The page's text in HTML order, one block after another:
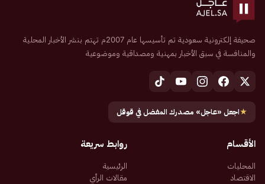
صحيفة إلكترونية سعودية تم تأسيسها عام 2007م تهتم بنشر الأخبار المحلية
والمنافسة في سبق الأخبار بمهنية ومصداقية وموضوعية
★اجعل «عاجل» مصدرك المفضل في قوقل
الأقسام
المحليات
الاقتصاد
روابط سريعة
الرئيسية
مقالات الرأي